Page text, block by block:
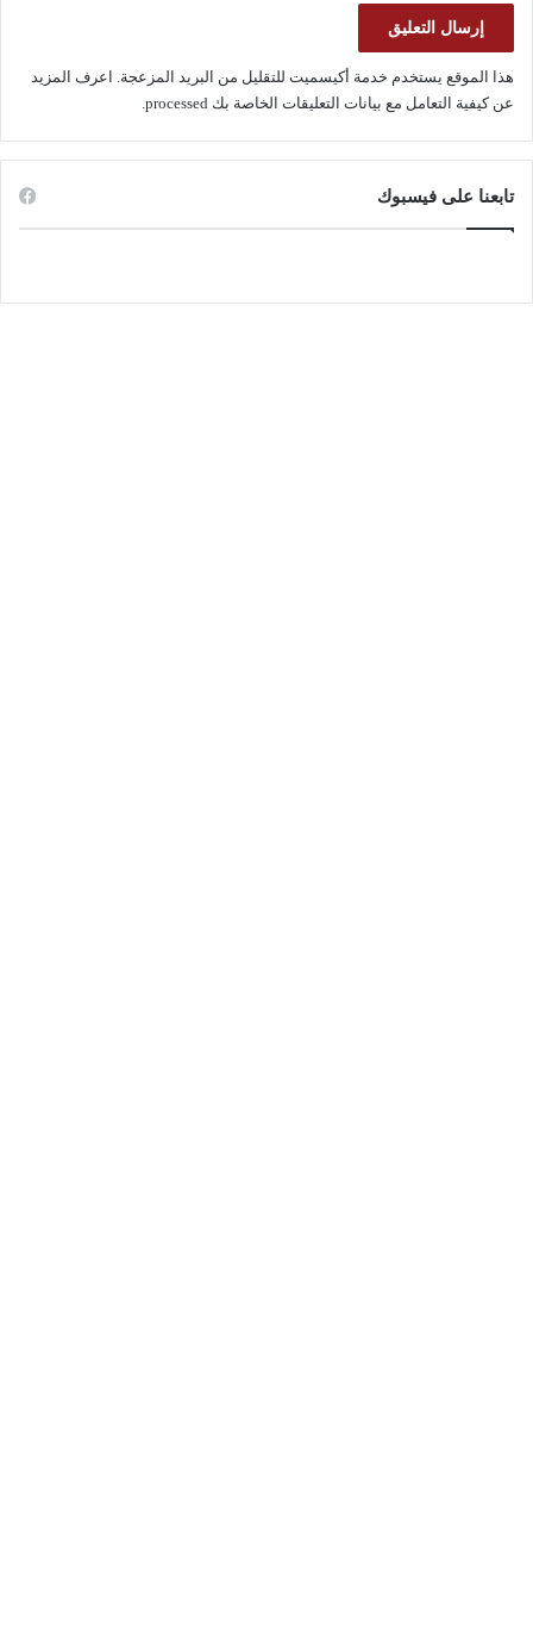
هذا الموقع يستخدم خدمة أكيسميت للتقليل من البريد المزعجة. اعرف المزيد
عن كيفية التعامل مع بيانات التعليقات الخاصة بك processed
.
تابعنا على فيسبوك